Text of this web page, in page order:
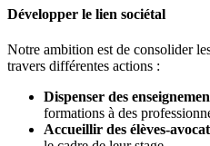
Développer le lien sociétal
Notre ambition est de consolider
travers différentes actions :
Dispenser des
formations à des
Accueillir des élèves-